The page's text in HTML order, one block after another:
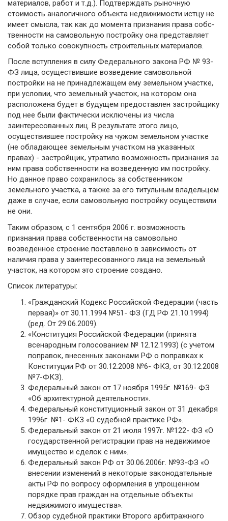
материалов, работ и т.д.). Подтверждать рыночную
стоимость аналогичного объек­та недвижимости истцу не
имеет смысла, так как до момента признания права собс­
твенности на самовольную постройку она представляет
собой только совокупность строительных материалов.
После вступления в силу Федерального закона РФ № 93-
ФЗ лица, осуществившие возведение самовольной
постройки на не принадлежащем ему земельном участке,
при условии, что земельный участок, на котором она
расположена будет в будущем предоставлен застройщику
под нее были фактически исключены из числа
заинтересованных лиц. В результате этого лицо,
осуществившее постройку на чужом земельном участке
(не обладающее земельным участком на указанных
правах) - застройщик, утратило возможность признания за
ним права собственности на возведенную им постройку.
Но данное право сохранилось за собственником
земельного участка, а также за его титульным владельцем
даже в случае, если самовольную постройку осуществили
не они.
Таким образом, с 1 сентября 2006 г. возможность
признания права собственности на самовольно
возведенное строение поставлено в зависимость от
наличия права у заинтересованного лица на земельный
участок, на котором это строение создано.
Список литературы:
«Гражданский Кодекс Российской Федерации (часть
первая)» от 30.11.1994 №51- ФЗ (ГД РФ 21.10.1994)
(ред. От 29.06.2009).
«Конституция Российской Федерации (принята
всенародным голосованием № 12.12.1993) (с учетом
поправок, внесенных законами РФ о поправках к
Конституции РФ от 30.12.2008 №6- ФКЗ, от 30.12.2008
№7-ФКЗ).
Федеральный закон от 17 ноября 1995г. №169- ФЗ
«Об архитектурной деятельности».
Федеральный конституционный закон от 31 декабря
1996г. №1- ФКЗ «О судебной практике РФ».
Федеральный закон от 21 июля 1997г. №122- ФЗ «О
государственной регистрации прав на недвижимое
имущество и сделок с ним».
Федеральный закон РФ от 30.06.2006г. №93-ФЗ «О
внесении изменений в некоторые законодательные
акты РФ по вопросу оформления в упрощенном
порядке прав граждан на отдельные объекты
недвижимого имущества».
Обзор судебной практики Второго арбитражного